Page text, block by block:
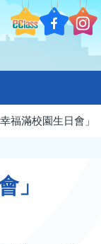
福滿校園生日會」
」